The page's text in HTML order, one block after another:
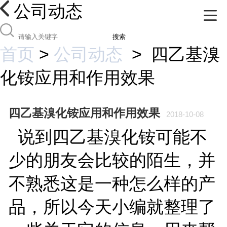
公司动态
搜索
首页 > 公司动态 >
四乙基溴
化铵应用和作用效果
四乙基溴化铵应用和作用效果 2018-10-08
说到四乙基溴化铵可能不
少的朋友会比较的陌生，并
不熟悉这是一种怎么样的产
品，所以今天小编就整理了